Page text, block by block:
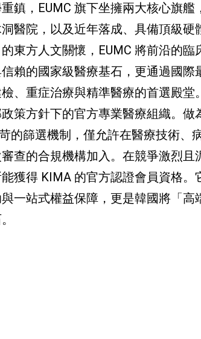
鎮，EUMC 旗下坐擁兩大核心旗
醫院，以及近年落成、具備頂級
東方人文關懷，EUMC 將前沿的
賴的國家級醫療基石，更通過國
、重症治療與精準醫療的首選殿
策方針下的官方專業醫療組織。做
的篩選機制，僅允許在醫療技術、
查的合規機構加入。在競爭激烈
獲得 KIMA 的官方認證會員資格
一站式權益保障，更是韓國將「